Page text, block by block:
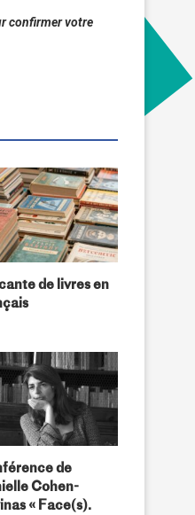
confirmer votre
de livres en
de
Cohen-
« Face(s).